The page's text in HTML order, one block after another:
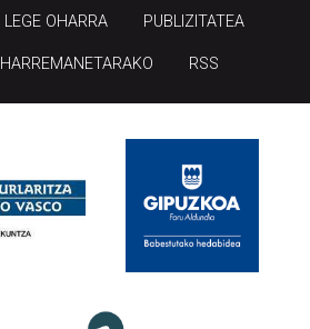
LEGE OHARRA PUBLIZITATEA
HARREMANETARAKO RSS